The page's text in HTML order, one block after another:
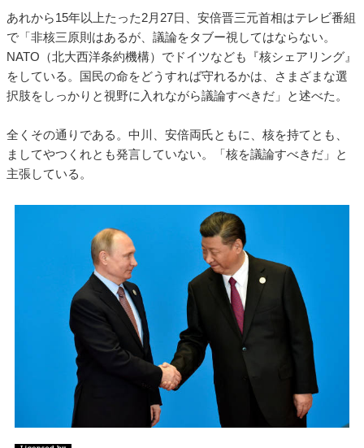
あれから15年以上たった2月27日、安倍晋三元首相はテレビ番組
で「非核三原則はあるが、議論をタブー視してはならない。
NATO（北大西洋条約機構）でドイツなども『核シェアリング』
をしている。国民の命をどうすれば守れるかは、さまざまな選
択肢をしっかりと視野に入れながら議論すべきだ」と述べた。
全くその通りである。中川、安倍両氏ともに、核を持てとも、
ましてやつくれとも発言していない。「核を議論すべきだ」と
主張している。